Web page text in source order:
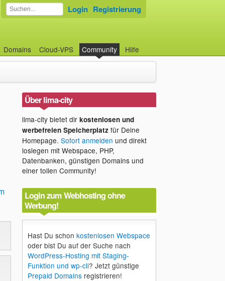
Domains Cloud-VPS Community Hilfe
Login Registrierung
Über lima-city
lima-city bietet dir kostenlosen und
werbefreien Speicherplatzfür Deine
Homepage. Sofort anmelden und direkt
loslegen mit Webspace, PHP,
Datenbanken, günstigen Domains und
einer tollen Community!
Login zum Webhosting ohne
Werbung!
Hast Du schon kostenlosen Webspace
oder bist Du auf der Suche nach
WordPress-Hosting mit Staging-
Funktion und wp-cli? Jetzt günstige
Prepaid Domainsregistrieren!